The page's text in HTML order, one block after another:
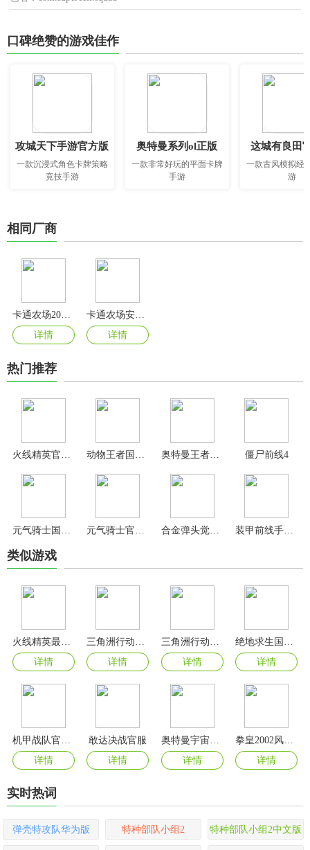
口碑绝赞的游戏佳作
攻城天下手游官方版
一款沉浸式角色卡牌策略
竞技手游
奥特曼系列ol正版
一款非常好玩的平面卡牌
手游
这城有良田
一款古风模拟经
游
相同厂商
卡通农场2024最新版
详情
详情
热门推荐
奥特曼王者传奇九游版 僵尸前线4
合金弹头觉醒手游官方版
类似游戏
火线精英最新版
详情
详情
详情
详情
详情
敢达决战官服
详情
奥特曼宇宙英雄手游最新版
详情
详情
实时热词
弹壳特攻队华为版 特种部队小组2 特种部队小组2中文版